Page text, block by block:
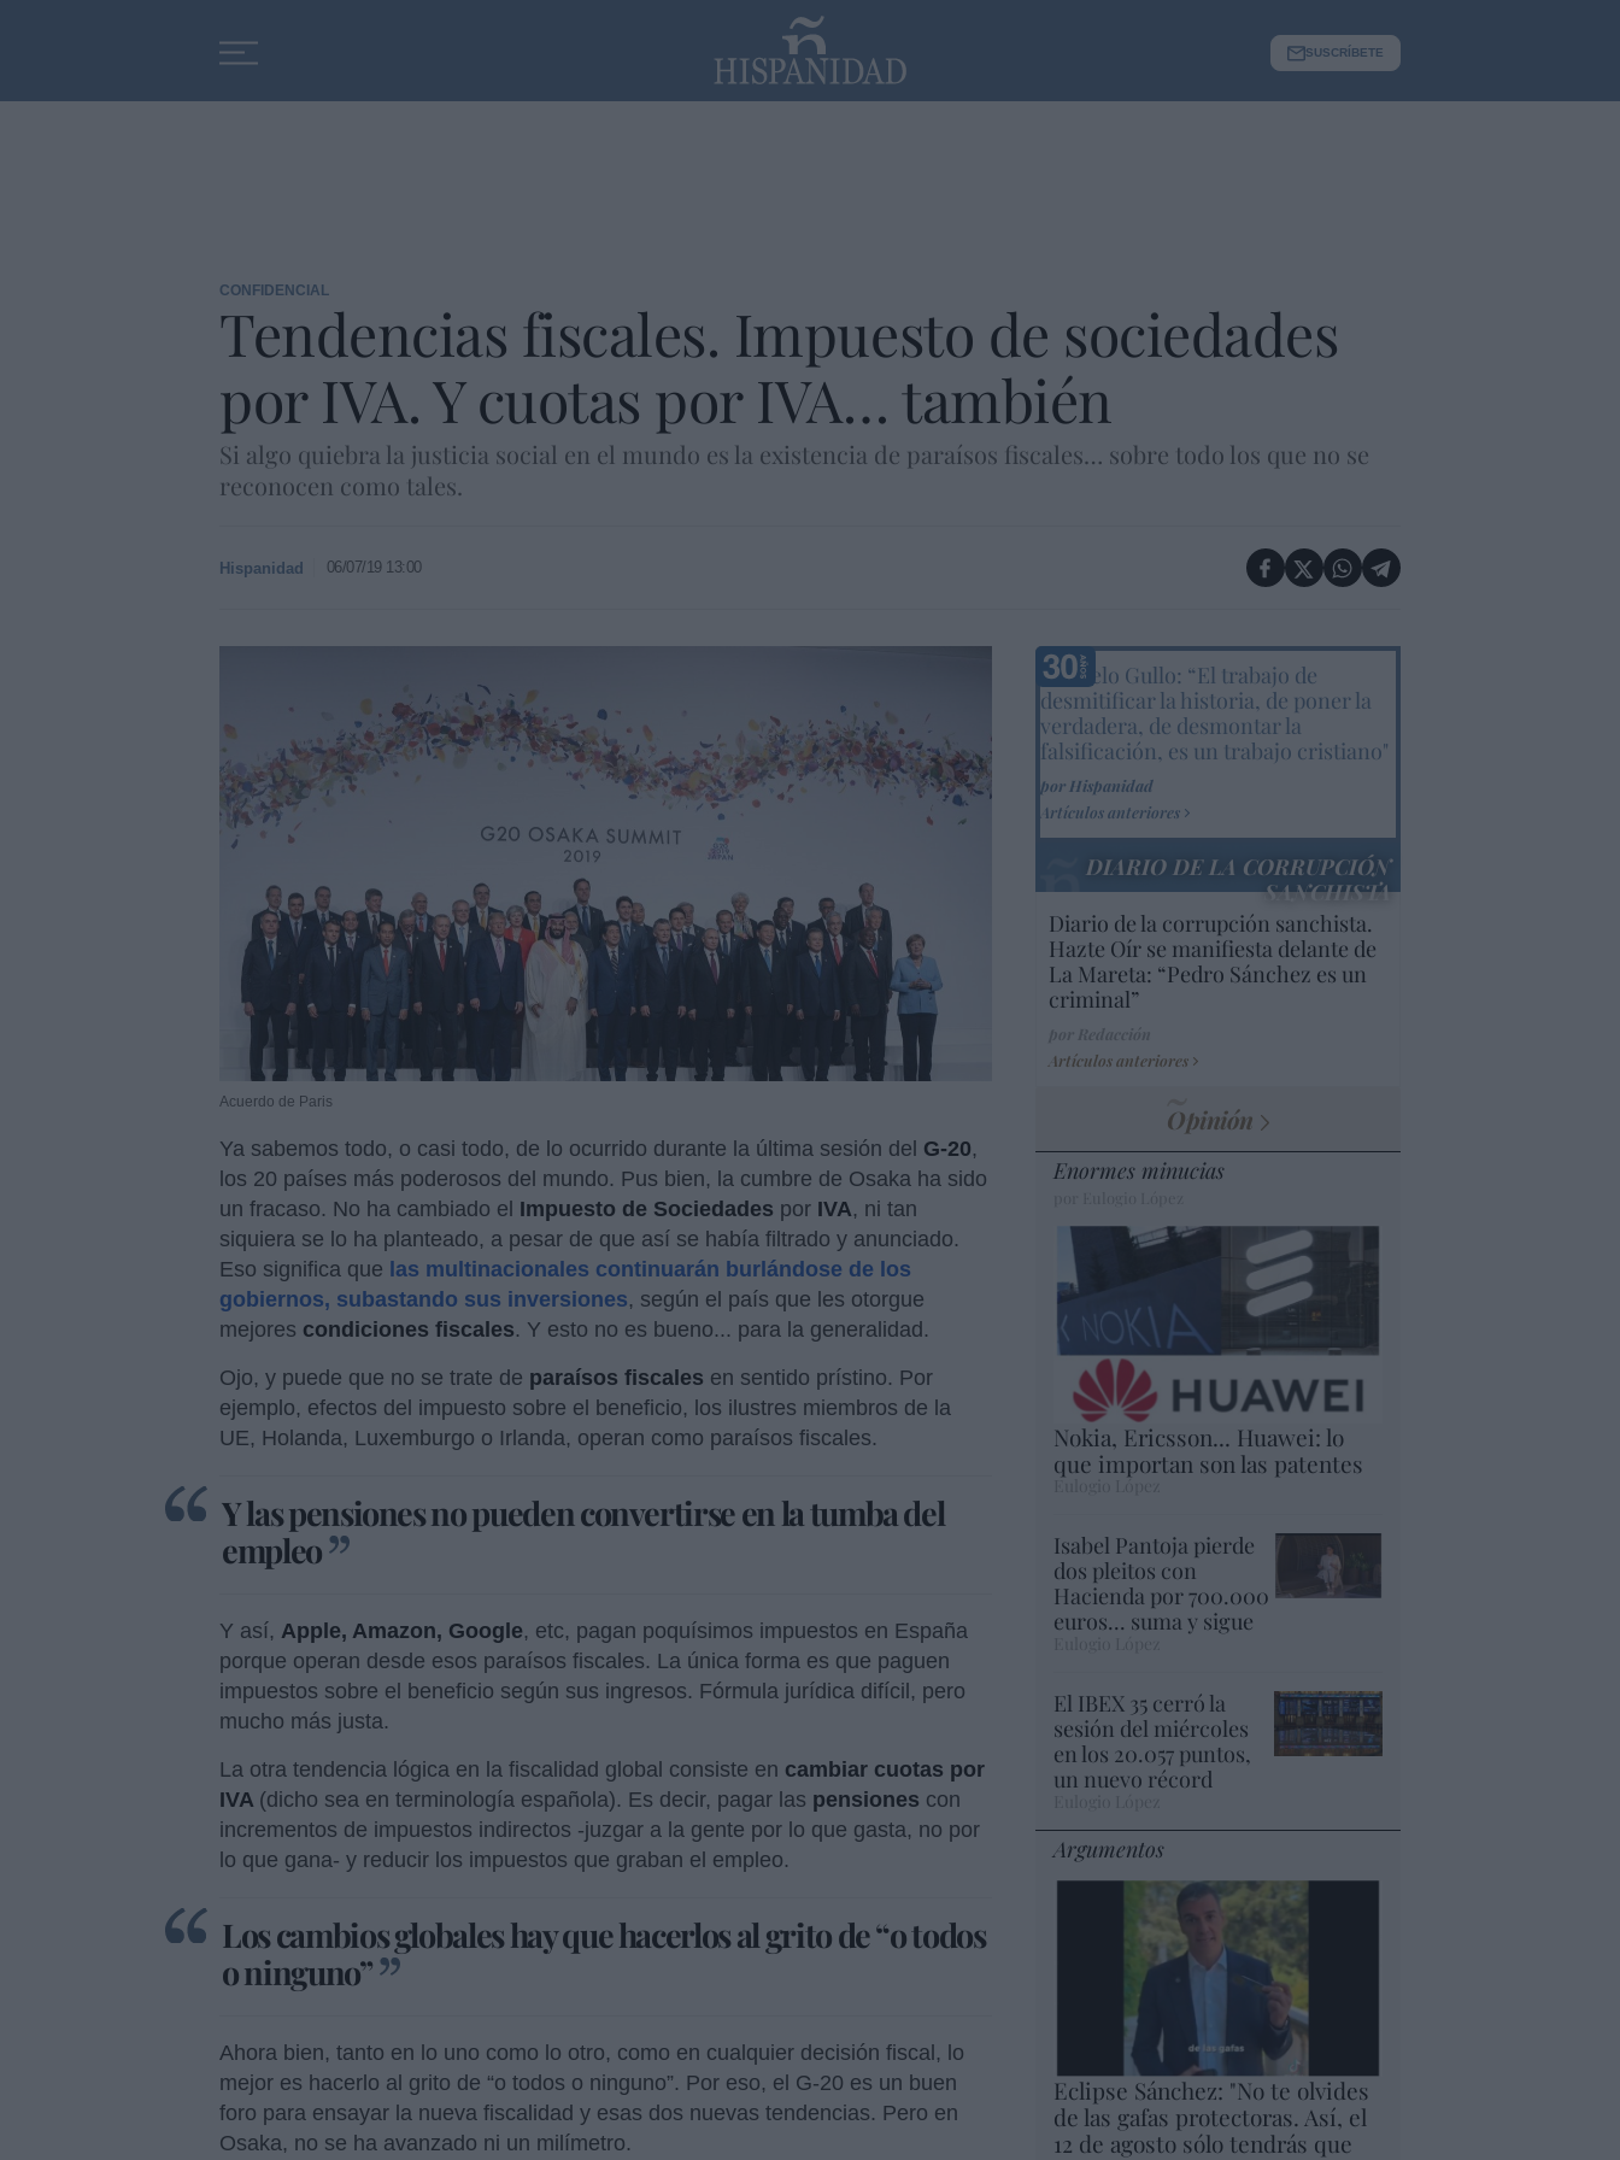
SUSCRÍBETE
CONFIDENCIAL
Tendencias fiscales. Impuesto de sociedades
por IVA. Y cuotas por IVA… también
Si algo quiebra la justicia social en el mundo es la existencia de paraísos fiscales… sobre todo los que no se
reconocen como tales.
Hispanidad 06/07/19 13:00
Acuerdo de Paris
Ya sabemos todo, o casi todo, de lo ocurrido durante la última sesión del G-20,
los 20 países más poderosos del mundo. Pus bien, la cumbre de Osaka ha sido
un fracaso. No ha cambiado el Impuesto de Sociedades por IVA, ni tan
siquiera se lo ha planteado, a pesar de que así se había filtrado y anunciado.
Eso significa que las multinacionales continuarán burlándose de los
gobiernos, subastando sus inversiones, según el país que les otorgue
mejores condiciones fiscales. Y esto no es bueno... para la generalidad.
Ojo, y puede que no se trate de paraísos fiscales en sentido prístino. Por
ejemplo, efectos del impuesto sobre el beneficio, los ilustres miembros de la
UE, Holanda, Luxemburgo o Irlanda, operan como paraísos fiscales.
Y las pensiones no pueden convertirse en la tumba del
empleo
Y así, Apple, Amazon, Google, etc, pagan poquísimos impuestos en España
porque operan desde esos paraísos fiscales. La única forma es que paguen
impuestos sobre el beneficio según sus ingresos. Fórmula jurídica difícil, pero
mucho más justa.
La otra tendencia lógica en la fiscalidad global consiste en cambiar cuotas por
IVA (dicho sea en terminología española). Es decir, pagar las pensiones con
incrementos de impuestos indirectos -juzgar a la gente por lo que gasta, no por
lo que gana- y reducir los impuestos que graban el empleo.
Los cambios globales hay que hacerlos al grito de “o todos
o ninguno”
Ahora bien, tanto en lo uno como lo otro, como en cualquier decisión fiscal, lo
mejor es hacerlo al grito de “o todos o ninguno”. Por eso, el G-20 es un buen
foro para ensayar la nueva fiscalidad y esas dos nuevas tendencias. Pero en
Osaka, no se ha avanzado ni un milímetro.
Marcelo Gullo: “El trabajo de
desmitificar la historia, de poner la
verdadera, de desmontar la
falsificación, es un trabajo cristiano"
por Hispanidad
Artículos anteriores
DIARIO DE LA CORRUPCIÓN
SANCHISTA
Diario de la corrupción sanchista.
Hazte Oír se manifiesta delante de
La Mareta: “Pedro Sánchez es un
criminal”
Artículos anteriores
Opinión
Enormes minucias
Nokia, Ericsson... Huawei: lo
que importan son las patentes
Eulogio López
Isabel Pantoja pierde
dos pleitos con
Hacienda por 700.000
euros... suma y sigue
El IBEX 35 cerró la
sesión del miércoles
en los 20.057 puntos,
un nuevo récord
Argumentos
Eclipse Sánchez: "No te olvides
de las gafas protectoras. Así, el
12 de agosto sólo tendrás que